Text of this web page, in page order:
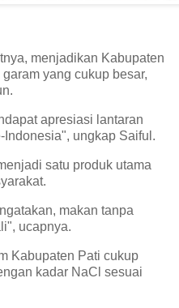
menjadikan Kabupaten
yang cukup besar,
apresiasi lantaran
ungkap Saiful.
satu produk utama
makan tanpa
ucapnya.
Kabupaten Pati cukup
kadar NaCl sesuai